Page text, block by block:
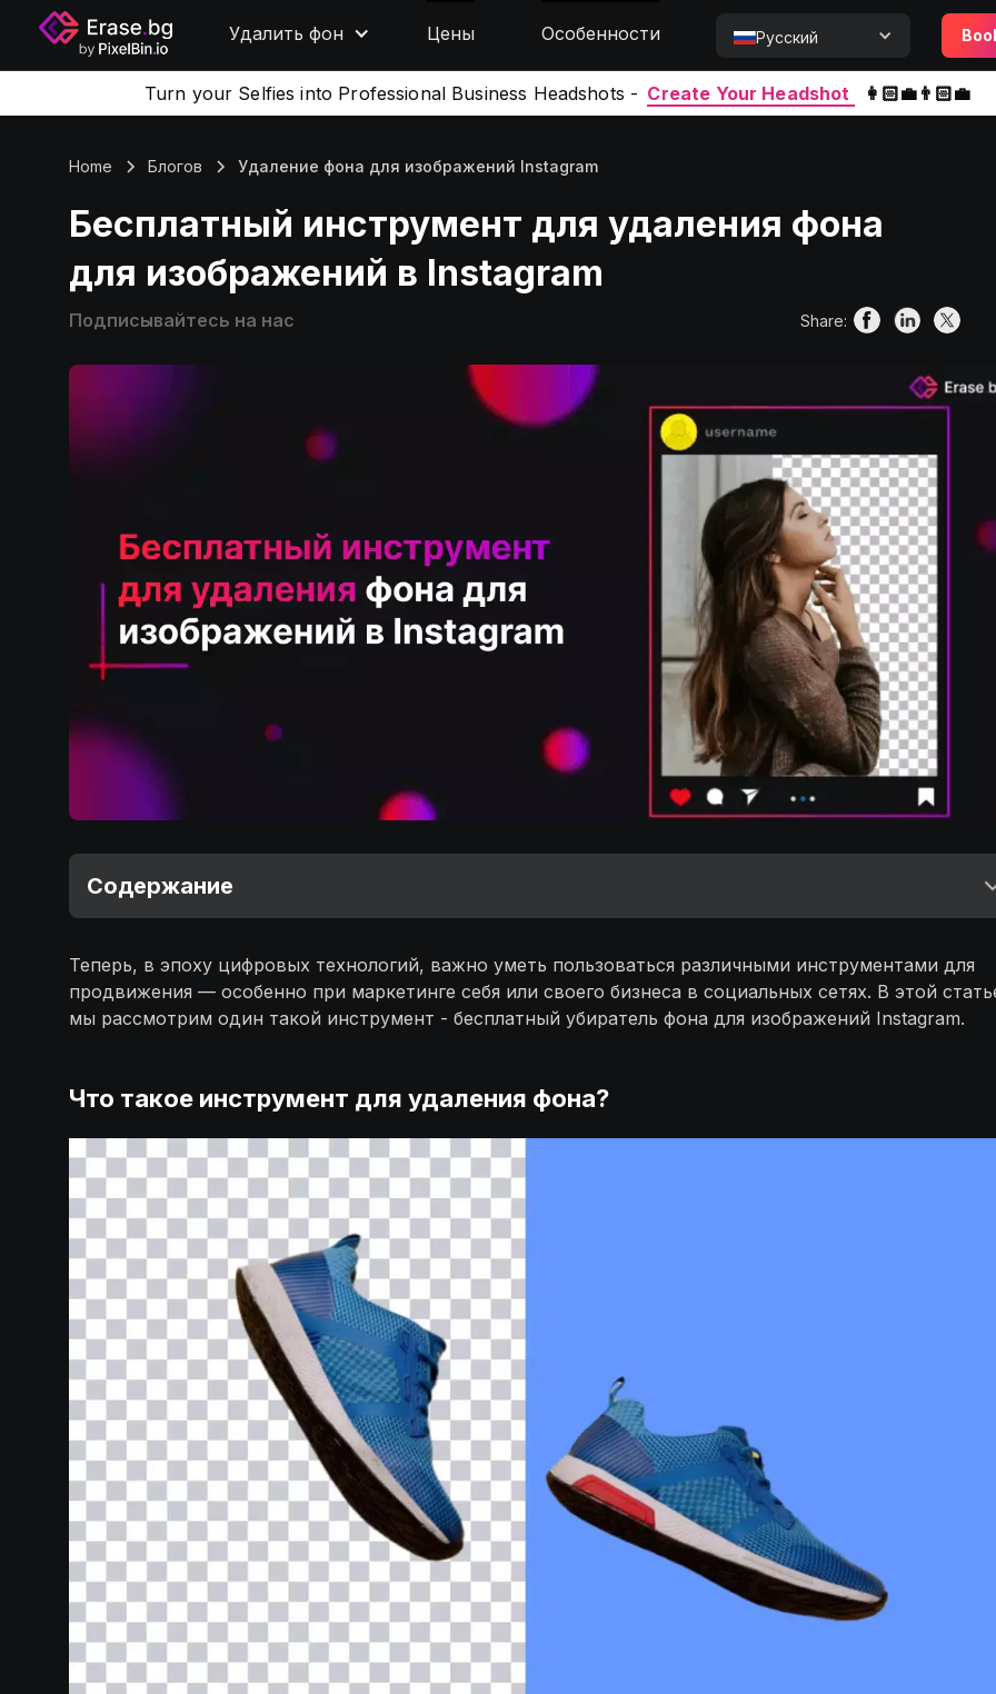
Удалить фон Цены Особенности Русский
Turn your Selfies into Professional Business Headshots - Create Your Headshot 👩🏻‍💼👨🏻‍💼
Home Блогов Удаление фона для изображений Instagram
Бесплатный инструмент для удаления фона
для изображений в Instagram
Подписывайтесь на нас Share:
Содержание
Теперь, в эпоху цифровых технологий, важно уметь пользоваться различными инструментами для
продвижения — особенно при маркетинге себя или своего бизнеса в социальных сетях. В этой
мы рассмотрим один такой инструмент - бесплатный убиратель фона для изображений Instagram.
Что такое инструмент для удаления фона?